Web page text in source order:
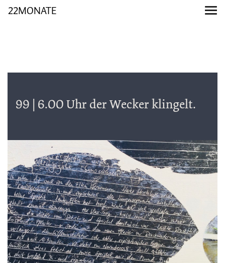
22MONATE
99 | 6.00 Uhr der Wecker klingelt.